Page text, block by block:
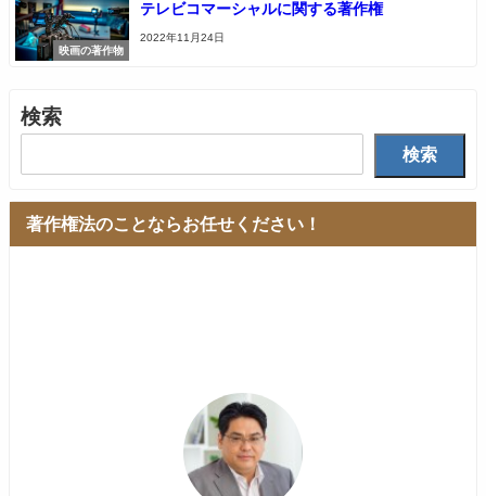
映画の著作物
テレビコマーシャルに関する著作権
2022年11月24日
検索
検索
著作権法のことならお任せください！